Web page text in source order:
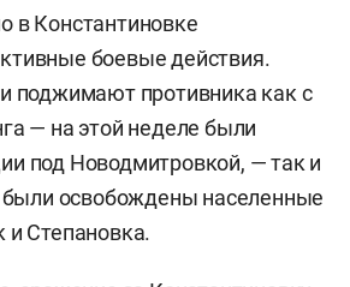
в Константиновке
боевые действия.
поджимают противника как с
— на этой неделе были
под Новодмитровкой, — так и
были освобождены населенные
и Степановка.